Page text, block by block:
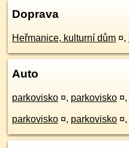
Doprava
Heřmanice, kulturní dům ¤,
Auto
parkovisko ¤, parkovisko ¤,
parkovisko ¤, parkovisko ¤,